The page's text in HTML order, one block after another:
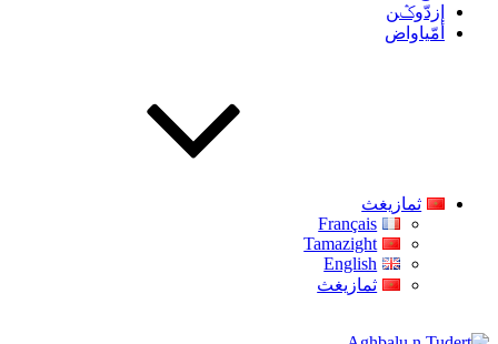
إزدّوݣن
أمّياواض
ثمازيغث
Français
Tamazight
English
ثمازيغث